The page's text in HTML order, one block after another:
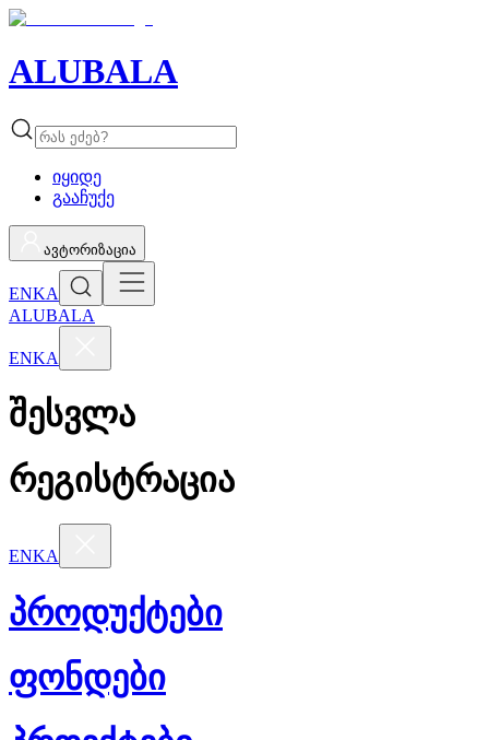
ALUBALA
იყიდე
გააჩუქე
ავტორიზაცია
ENKA
ALUBALA
ENKA
შესვლა
რეგისტრაცია
ENKA
პროდუქტები
ფონდები